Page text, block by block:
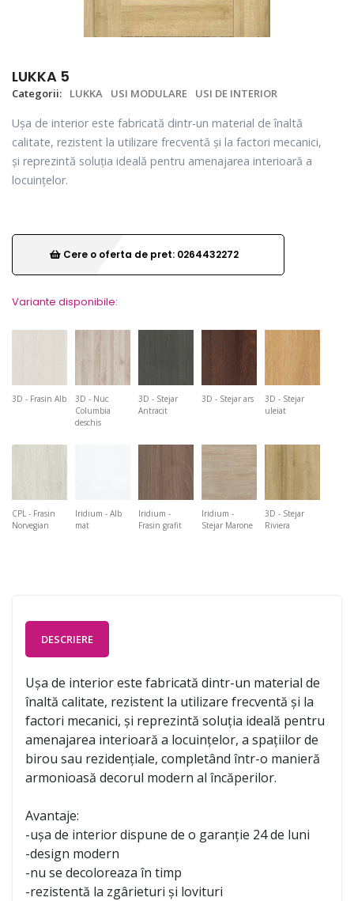
LUKKA 5
Categorii: LUKKA USI MODULARE USI DE INTERIOR
Ușa de interior este fabricată dintr-un material de înaltă
calitate, rezistent la utilizare frecventă și la factori mecanici,
și reprezintă soluția ideală pentru amenajarea interioară a
locuințelor.
Cere o oferta de pret: 0264432272
Variante disponibile:
3D - Frasin Alb
3D - Nuc
Columbia
deschis
3D - Stejar
Antracit
3D - Stejar ars
3D - Stejar
uleiat
CPL - Frasin
Norvegian
Iridium - Alb
mat
Iridium -
Frasin grafit
Iridium -
Stejar Marone
3D - Stejar
Riviera
DESCRIERE
Ușa de interior este fabricată dintr-un material de
înaltă calitate, rezistent la utilizare frecventă și la
factori mecanici, și reprezintă soluția ideală pentru
amenajarea interioară a locuințelor, a spațiilor de
birou sau rezidențiale, completând într-o manieră
armonioasă decorul modern al încăperilor.
Avantaje:
-ușa de interior dispune de o garanție 24 de luni
-design modern
-nu se decoloreaza în timp
-rezistentă la zgârieturi și lovituri